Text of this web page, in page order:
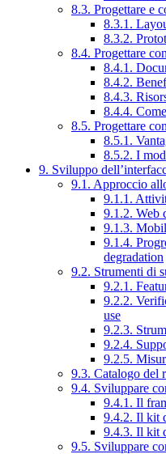
8.3. Progettare e
8.3.1.
8.3.2.
8.4. Progettare
8.4.1.
8.4.2.
8.4.3.
8.4.4.
8.5. Progettare
8.5.1.
8.5.2. I
9. Sviluppo
9.1. Approccio
9.1.1.
9.1.2. Web
9.1.3.
9.1.4.
degradation
9.2. Strumenti di
9.2.1.
9.2.2.
use
9.2.3.
9.2.4.
9.2.5.
9.3. Catalogo del
9.4. Sviluppare
9.4.1. Il
9.4.2. Il kit
9.4.3. Il kit
9.5. Sviluppare